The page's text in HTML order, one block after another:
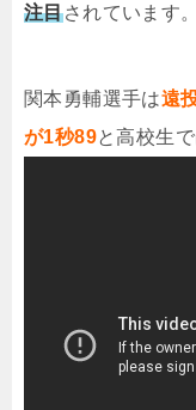
注目されています。
関本勇輔選手は遠
が1秒89と高校生